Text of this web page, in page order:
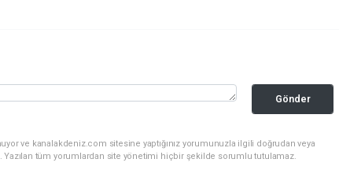
Gönder
ve kanalakdeniz.com sitesine yaptığınız yorumunuzla ilgili doğrudan veya
Yazılan tüm yorumlardan site yönetimi hiçbir şekilde sorumlu tutulamaz.